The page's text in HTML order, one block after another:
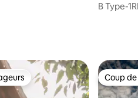
B Type-
Coup
Coup